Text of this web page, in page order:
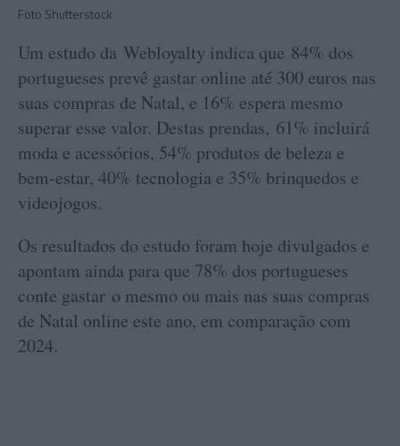
Foto Shutterstock
Um estudo da Webloyalty indica que 84% dos
portugueses prevê gastar online até 300 euros nas
suas compras de Natal, e 16% espera mesmo
superar esse valor. Destas prendas, 61% incluirá
moda e acessórios, 54% produtos de beleza e
bem-estar, 40% tecnologia e 35% brinquedos e
videojogos.
Os resultados do estudo foram hoje divulgados e
apontam ainda para que 78% dos portugueses
conte gastar o mesmo ou mais nas suas compras
de Natal online este ano, em comparação com
2024.